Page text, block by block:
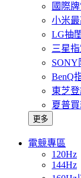
國際
小米最
LG抽
三星
SONY
BenQ
東芝
夏普
更多
電競專區
120Hz
144Hz